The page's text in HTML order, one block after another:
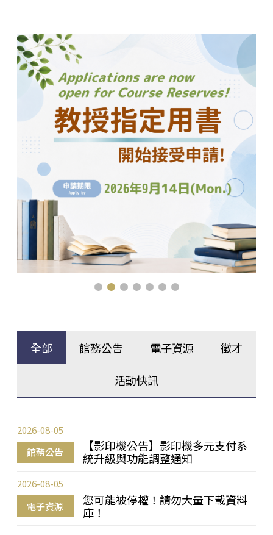
全部 館務公告 電子資源 徵才
活動快訊
館務公告
【影印機公告】影印機多元支付系
統升級與功能調整通知
2026-08-05
電子資源
您可能被停權！請勿大量下載資料
庫！
2026-08-05